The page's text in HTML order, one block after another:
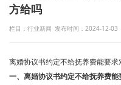
方给吗
栏目：行业新闻 发布时间：2024-12-03
离婚协议书约定不给抚养费能要求
一、离婚协议书约定不给抚养费